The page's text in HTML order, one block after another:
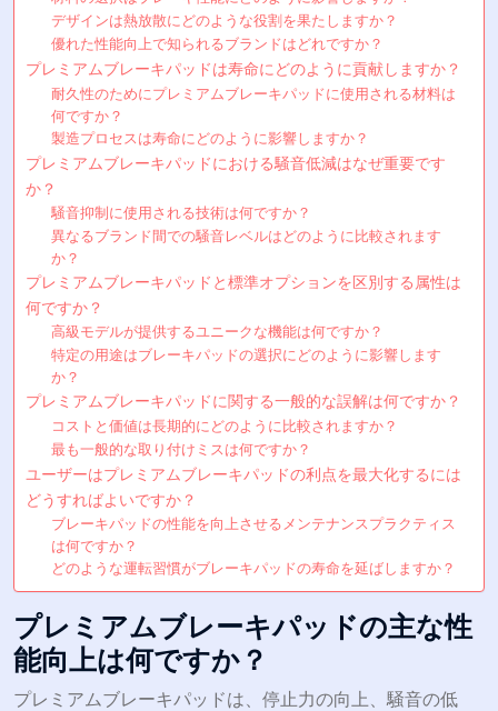
デザインは熱放散にどのような役割を果たしますか？
優れた性能向上で知られるブランドはどれですか？
プレミアムブレーキパッドは寿命にどのように貢献しますか？
耐久性のためにプレミアムブレーキパッドに使用される材料は
何ですか？
製造プロセスは寿命にどのように影響しますか？
プレミアムブレーキパッドにおける騒音低減はなぜ重要です
か？
騒音抑制に使用される技術は何ですか？
異なるブランド間での騒音レベルはどのように比較されます
か？
プレミアムブレーキパッドと標準オプションを区別する属性は
何ですか？
高級モデルが提供するユニークな機能は何ですか？
特定の用途はブレーキパッドの選択にどのように影響します
か？
プレミアムブレーキパッドに関する一般的な誤解は何ですか？
コストと価値は長期的にどのように比較されますか？
最も一般的な取り付けミスは何ですか？
ユーザーはプレミアムブレーキパッドの利点を最大化するには
どうすればよいですか？
ブレーキパッドの性能を向上させるメンテナンスプラクティス
は何ですか？
どのような運転習慣がブレーキパッドの寿命を延ばしますか？
プレミアムブレーキパッドの主な性
能向上は何ですか？
プレミアムブレーキパッドは、停止力の向上、騒音の低